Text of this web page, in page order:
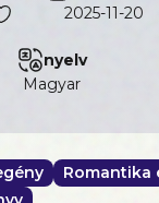
2025-11-20
nyelv
magyar
Romantika